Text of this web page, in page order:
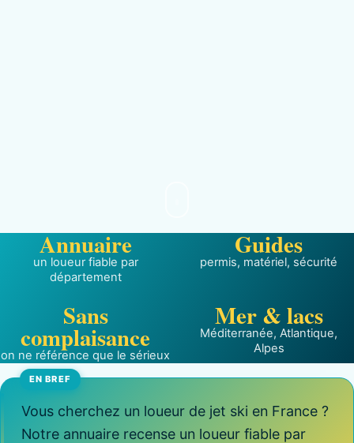
Annuaire
un loueur fiable par
département
Guides
permis, matériel, sécurité
Sans
complaisance
on ne référence que le sérieux
Mer & lacs
Méditerranée, Atlantique,
Alpes
Vous cherchez un loueur de jet ski en France ?
Notre annuaire recense un loueur fiable par